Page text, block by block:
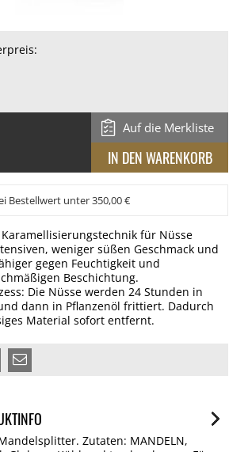
Auf die Merkliste
Bestellwert unter 350,00 €
für Nüsse
weniger süßen Geschmack und
gegen Feuchtigkeit und
Beschichtung.
Die Nüsse werden 24 Stunden in
dann in Pflanzenöl frittiert. Dadurch
Material sofort entfernt.
Zutaten: MANDELN,